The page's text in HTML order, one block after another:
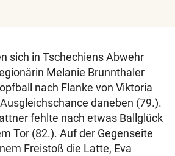
sich in Tschechiens Abwehr
Melanie Brunnthaler
nach Flanke von Viktoria
daneben (79.).
fehlte nach etwas Ballglück
Tor (82.). Auf der Gegenseite
Freistoß die Latte, Eva